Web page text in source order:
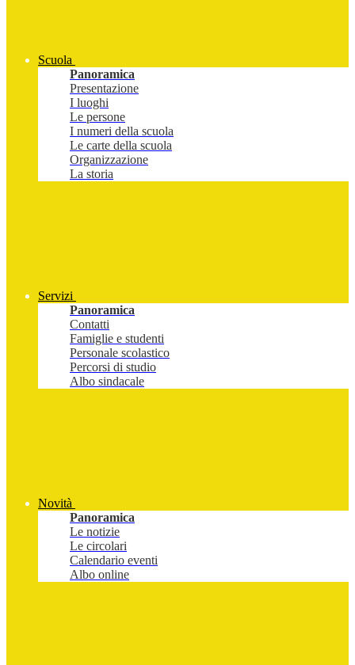
Scuola
Panoramica
Presentazione
I luoghi
Le persone
I numeri della scuola
Le carte della scuola
Organizzazione
La storia
Servizi
Panoramica
Contatti
Famiglie e studenti
Personale scolastico
Percorsi di studio
Albo sindacale
Novità
Panoramica
Le notizie
Le circolari
Calendario eventi
Albo online